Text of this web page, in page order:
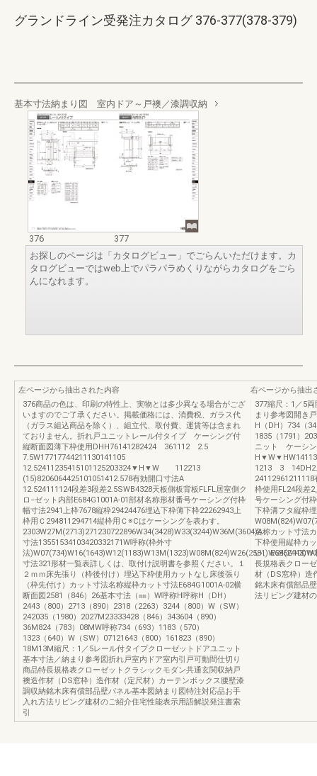
グランドライン受発注カタログ 376-377(378-379)
基本寸法納まり図 室内ドア～戸襖／漆調収納
376
377
お探しのページは「カタログビュー」でごらんいただけます。カ
タログビューではweb上でパラパラめくりながらカタログをごら
んになれます。
左ページから抽出された内容
376商品の色は、印刷の特性上、実物とは多少異なる場合がござ
いますのでご了承ください。掲載価格には、消費税、ガラス代
（ガラス組込商品を除く）、組立代、取付費、運賃等は含まれ
ておりません。折れ戸ユニットレール付タイプ ケーシング付
縦断面図薄下枠使用DHH76141282424 361112 2.5
7.5W17717744211130141105
12.52411235415101125203324▼H▼W 112213
(15)8206064425101051412.578有効開口寸法A
12.524111124段差3段差2.5SWB4328天板側板背板FLFL居室側ク
ロ−ゼット内部E684G1001A-01部材名称形材番号ケーシング付枠
幅寸法2941上枠7678縦枠29424476埋込下枠薄下枠22262943上
枠用Ｃ294811294714縦枠用Ｃ※Cはケーシングを表わす。
2303W27M(2713)271230722896W34(3428)W33(3244)W36M(3604)A
寸法13551534103420332171W呼称(枠外寸
法
寸法321形材一覧表詳しくは、取付け説明書を参照ください。１
２ｍｍ床先張り（枠後付け）埋込下枠使用カットなし床後張り
（枠先付け）カット寸法名称縦枠カット寸法E684G1001A-02横
断面図2581（846）26基本寸法（㎜）W呼称H呼称H（DH）
2443（800）2713（890）2318（2263）3244（800）W（SW）
242035（1980）2027M23333428（846）343604（890）
36M824（783）08MW呼称734（693）1183（570）
1323（640）W（SW）07121643（800）161823（890）
18M13M縮尺：1／5レール付タイプクローゼットドアユニット
基本寸法／納まり参考図折れ戸室内ドア室内引戸可動間仕切り
商品特長規格表クローゼットクラシックモダン共通玄関収納戸
襖造作材（DS窓枠）造作材（定尺材）カーテンボックス腰壁漆
調収納銘木床有償部品壁パネル基本図納まり図特注対応品お手
入れ方法リビング建材のご紹介住宅性能表示用語解説発注書索
引
右ページから抽出
377縮尺：1／5
まり参考図開き
H（DH）734（
1835（1791）
ニット ケーシ
1213 3
枠使用FL24段差
号ケーシング付
下枠溝フタ縦枠
名称カット寸法
下枠使用縦枠カ
い。
長規格表クロー
材（DS窓枠）造
銘木床有償部品
法リビング建材